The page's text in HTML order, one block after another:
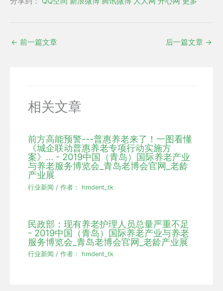
← 前一篇文章 后一篇文章 →
相关文章
前方高能预警---普惠养老来了！一图看懂
《城企联动普惠养老专项行动实施方
案》... - 2019中国（青岛）国际养老产业
与养老服务博览会_青岛老博会官网_老龄
产业展
行业新闻 / 作者： hmdent_tk
民政部：现有养老护理人员总量严重不足
- 2019中国（青岛）国际养老产业与养老
服务博览会_青岛老博会官网_老龄产业展
行业新闻 / 作者： hmdent_tk